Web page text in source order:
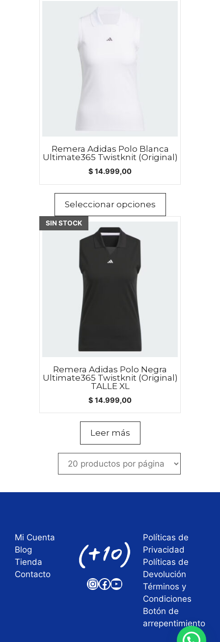
Remera Adidas Polo Blanca
Ultimate365 Twistknit (Original)
$ 14.999,00
Seleccionar opciones
página
de
SIN STOCK
Remera Adidas Polo Negra
Ultimate365 Twistknit (Original)
TALLE XL
$ 14.999,00
Leer más
Mi Cuenta
Blog
Tienda
Contacto
Instagram
Facebook
YouTube
Políticas de
Privacidad
Políticas de
Devolución
Términos y
Condiciones
Botón de
arrepentimiento